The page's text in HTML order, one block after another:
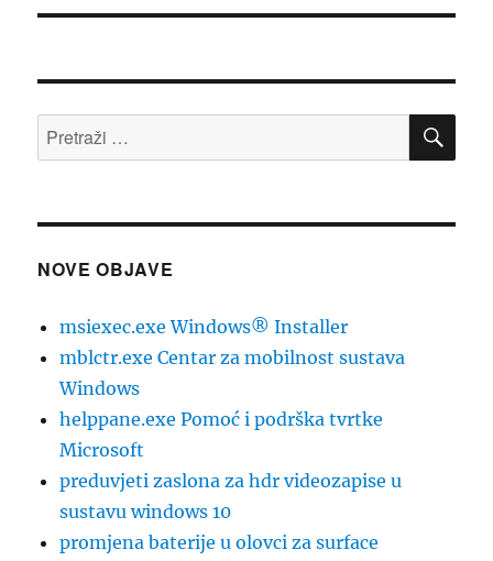
Pretraži:
NOVE OBJAVE
msiexec.exe Windows® Installer
mblctr.exe Centar za mobilnost sustava
Windows
helppane.exe Pomoć i podrška tvrtke
Microsoft
preduvjeti zaslona za hdr videozapise u
sustavu windows 10
promjena baterije u olovci za surface